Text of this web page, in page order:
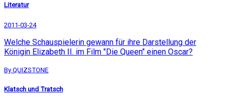
Literatur
2011-03-24
Welche Schauspielerin gewann für ihre Darstellung der
Königin Elizabeth II. im Film "Die Queen" einen Oscar?
By QUIZSTONE
Klatsch und Tratsch